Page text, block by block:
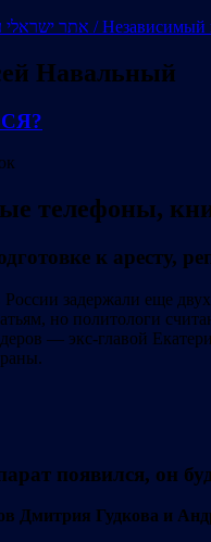
Навальный
телефоны,
к аресту,
России задержали еще
но политологи
— экс-главой
появился, он
Дмитрия Гудкова и